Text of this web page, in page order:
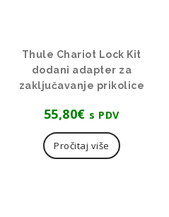
Thule Chariot Lock Kit
dodani adapter za
zaključavanje prikolice
55,80€ s PDV
Pročitaj više